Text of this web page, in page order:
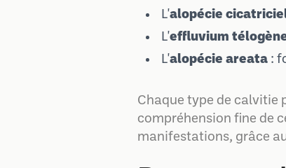
L'alopécie
L'effluvium
L'alopécie areata :
Chaque type de calvitie
compréhension fine de
manifestations, grâce